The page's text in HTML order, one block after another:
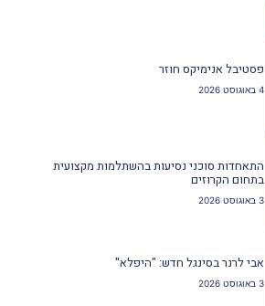
פסטיבל אנימיקס חוזר
4 באוגוסט 2026
התאחדות סוכני נסיעות בהשתלמות מקצועית
בתחום הקרוזים
3 באוגוסט 2026
אבי לרנר בסינגל חדש: "היפלא"
3 באוגוסט 2026